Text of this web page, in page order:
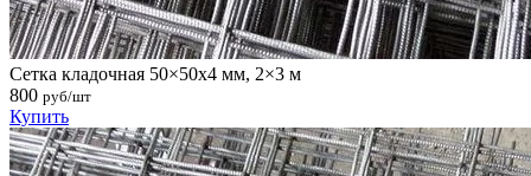
Сетка кладочная 50×50х4 мм, 2×3 м
800 руб/шт
Купить